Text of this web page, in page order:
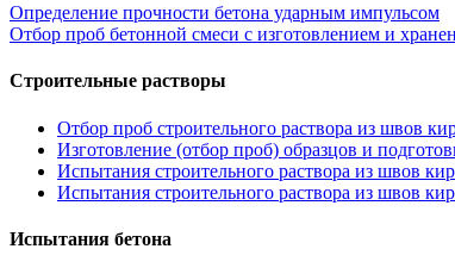
Навигация
по
записям
Определение прочности бетона ударным импульсом
Отбор проб бетонной смеси с изготовлением и
Строительные растворы
Отбор проб строительного раствора из швов
Изготовление (отбор проб) образцов и
Испытания строительного раствора из швов
Испытания строительного раствора из швов
Испытания бетона